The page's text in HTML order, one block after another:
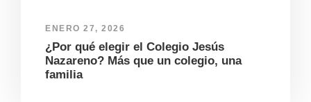
ENERO 27, 2026
¿Por qué elegir el Colegio Jesús
Nazareno? Más que un colegio, una
familia